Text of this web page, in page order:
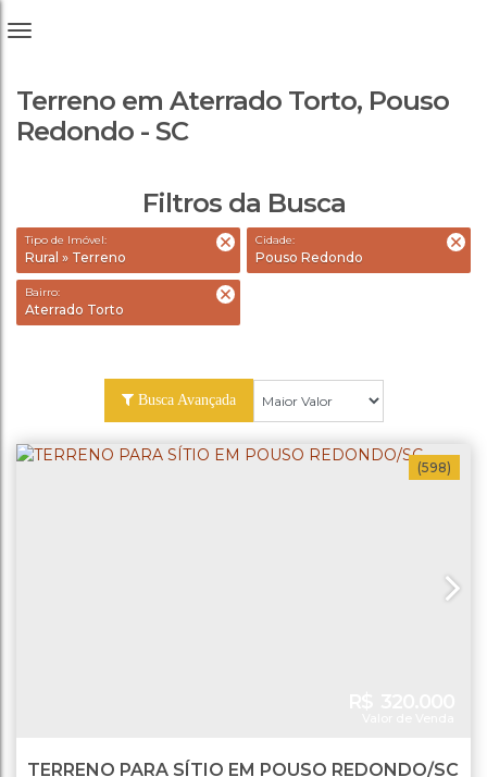
Terreno em Aterrado Torto, Pouso
Redondo - SC
Filtros da Busca
Tipo de Imóvel:
Rural » Terreno
Cidade:
Pouso Redondo
Bairro:
Aterrado Torto
Busca Avançada
(598)
TERRENO PARA SÍTIO EM POUSO REDONDO/SC